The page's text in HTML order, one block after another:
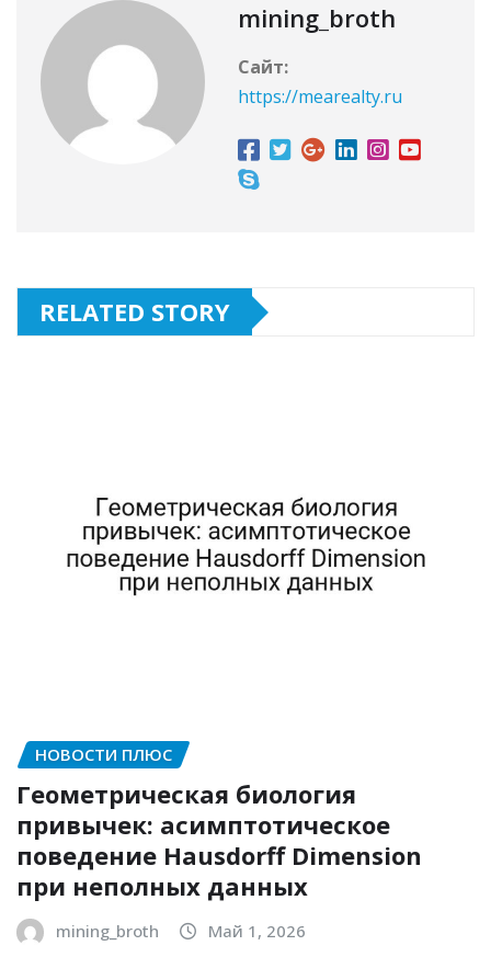
mining_broth
Сайт:
https://mearealty.ru
RELATED STORY
НОВОСТИ ПЛЮС
Геометрическая биология
привычек: асимптотическое
поведение Hausdorff Dimension
при неполных данных
mining_broth Май 1, 2026